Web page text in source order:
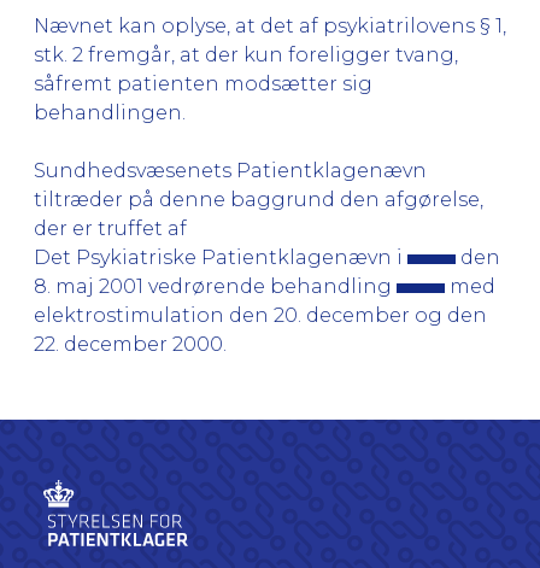
Nævnet kan oplyse, at det af psykiatrilovens § 1,
stk. 2 fremgår, at der kun foreligger tvang,
såfremt patienten modsætter sig
behandlingen.
Sundhedsvæsenets Patientklagenævn
tiltræder på denne baggrund den afgørelse,
der er truffet af
Det Psykiatriske Patientklagenævn i
den
8. maj 2001 vedrørende behandling
med
elektrostimulation den 20. december og den
22. december 2000.